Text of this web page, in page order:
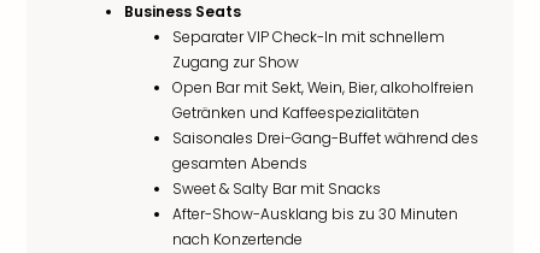
Business Seats
Separater VIP Check-In mit schnellem
Zugang zur Show
Open Bar mit Sekt, Wein, Bier, alkoholfreien
Getränken und Kaffeespezialitäten
Saisonales Drei-Gang-Buffet während des
gesamten Abends
Sweet & Salty Bar mit Snacks
After-Show-Ausklang bis zu 30 Minuten
nach Konzertende